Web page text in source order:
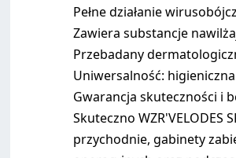
Pełne działanie
Zawiera substancje
Przebadany
Uniwersalność:
Gwarancja skuteczności i
Skuteczno
przychodnie, gabinety